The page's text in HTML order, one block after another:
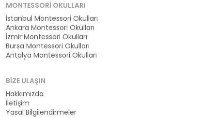
MONTESSORI OKULLARI
İstanbul Montessori Okulları
Ankara Montessori Okulları
İzmir Montessori Okulları
Bursa Montessori Okulları
Antalya Montessori Okulları
BIZE ULAŞIN
Hakkımızda
İletişim
Yasal Bilgilendirmeler